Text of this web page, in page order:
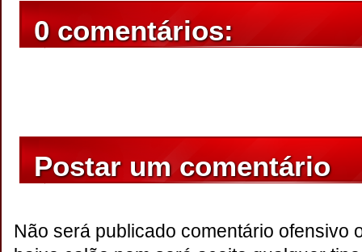
0 comentários:
Postar um comentário
Não será publicado comentário ofensivo